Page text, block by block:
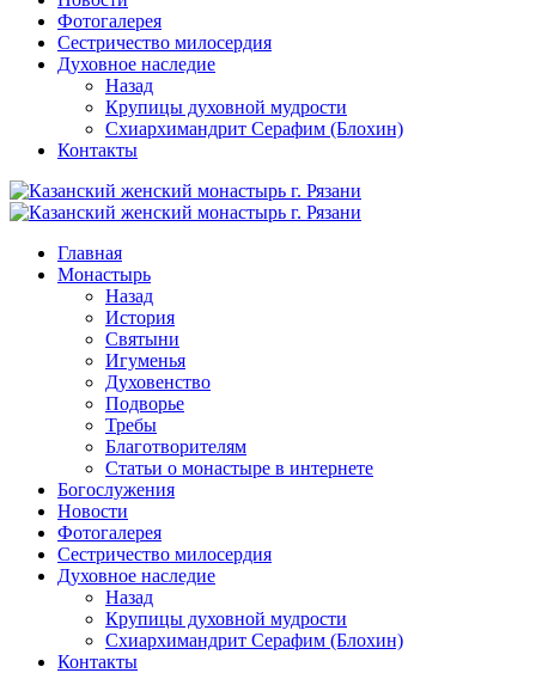
Фотогалерея
Сестричество милосердия
Духовное наследие
Назад
Крупицы духовной мудрости
Схиархимандрит Серафим (Блохин)
Контакты
Главная
Монастырь
Назад
История
Святыни
Игуменья
Духовенство
Подворье
Требы
Благотворителям
Статьи о монастыре в интернете
Богослужения
Новости
Фотогалерея
Сестричество милосердия
Духовное наследие
Назад
Крупицы духовной мудрости
Схиархимандрит Серафим (Блохин)
Контакты